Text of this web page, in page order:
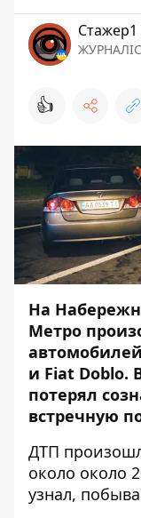
👍
На
Метро
и Fiat Doblo.
потерял
встречную
ДТП
около около
узнал,